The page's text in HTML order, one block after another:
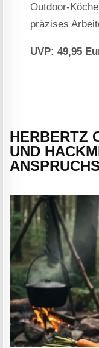
Outdoor-
präzises
UVP: 49,95
HERBERTZ
UND